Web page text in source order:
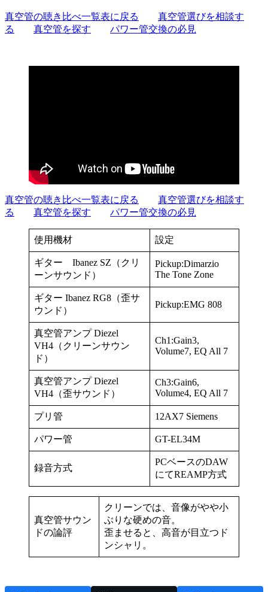
真空管の聴き比べ一覧表に戻る
真空管選びを相談す
る
真空管を探す パワー管交換の必見
真空管の聴き比べ一覧表に戻る
真空管選びを相談す
る
真空管を探す パワー管交換の必見
使用機材 設定
ギター Ibanez SZ（クリ
ーンサウンド）
Pickup:Dimarzio
The Tone Zone
ギター Ibanez RG8（歪サ
ウンド）
Pickup:EMG 808
真空管アンプ Diezel
VH4（クリーンサウン
ド）
Ch1:Gain3,
Volume7, EQ All 7
真空管アンプ Diezel
VH4（歪サウンド）
Ch3:Gain6,
Volume4, EQ All 7
プリ管 12AX7 Siemens
パワー管 GT-EL34M
録音方式
PCベースのDAW
にてREAMP方式
真空管サウン
ドの論評
クリーンでは、音像がやや小
ぶりな硬めの音。
歪ませると、高音が目立つド
ンシャリ。